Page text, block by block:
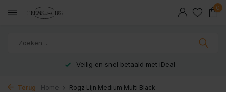
0
Veilig en snel betaald met iDeal
Terug Home Rogz Lijn Medium Multi Black